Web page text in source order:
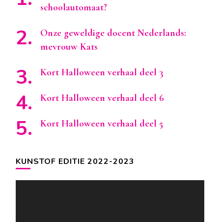
schoolautomaat?
Onze geweldige docent Nederlands:
mevrouw Kats
Kort Halloween verhaal deel 3
Kort Halloween verhaal deel 6
Kort Halloween verhaal deel 5
KUNSTOF EDITIE 2022-2023